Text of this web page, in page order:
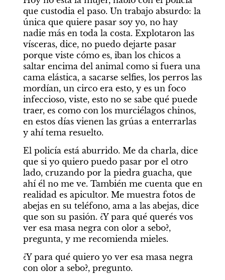
que custodia el paso. Un trabajo absurdo: la
única que quiere pasar soy yo, no hay
nadie más en toda la costa. Explotaron las
vísceras, dice, no puedo dejarte pasar
porque viste cómo es, iban los chicos a
saltar encima del animal como si fuera una
cama elástica, a sacarse selfies, los perros las
mordían, un circo era esto, y es un foco
infeccioso, viste, esto no se sabe qué puede
traer, es como con los murciélagos chinos,
en estos días vienen las grúas a enterrarlas
y ahí tema resuelto.
El policía está aburrido. Me da charla, dice
que si yo quiero puedo pasar por el otro
lado, cruzando por la piedra guacha, que
ahí él no me ve. También me cuenta que en
realidad es apicultor. Me muestra fotos de
abejas en su teléfono, ama a las abejas, dice
que son su pasión. ¿Y para qué querés vos
ver esa masa negra con olor a sebo?,
pregunta, y me recomienda mieles.
¿Y para qué quiero yo ver esa masa negra
con olor a sebo?, pregunto.